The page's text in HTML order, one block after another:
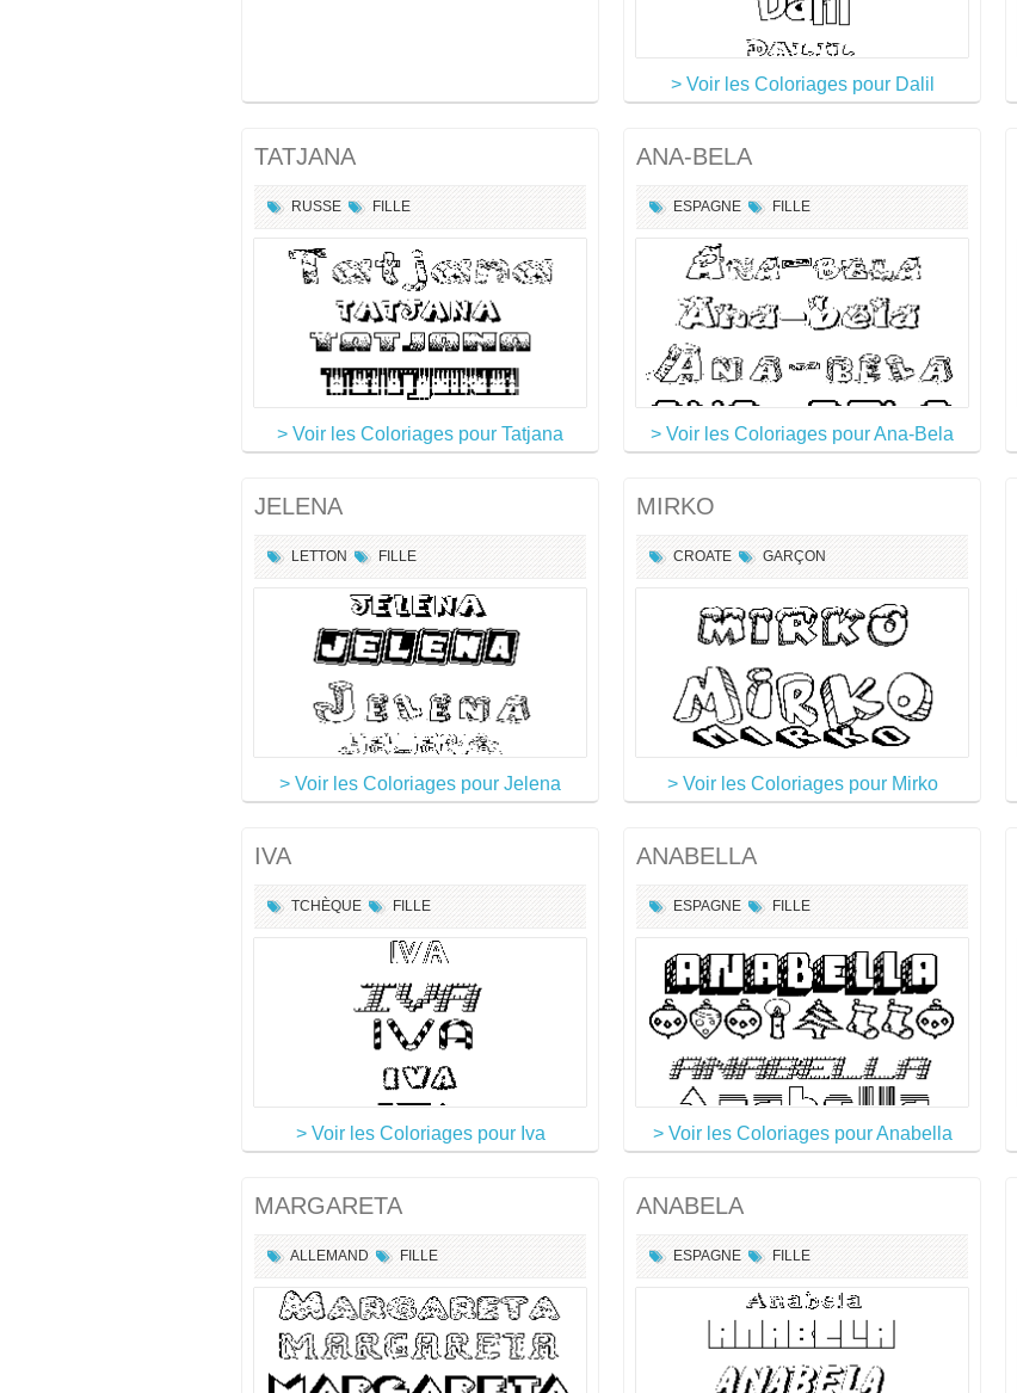
> Voir les Coloriages pour Dalil
TATJANA
RUSSE FILLE
> Voir les Coloriages pour Tatjana
ANA-BELA
ESPAGNE FILLE
> Voir les Coloriages pour Ana-Bela
JELENA
LETTON FILLE
> Voir les Coloriages pour Jelena
MIRKO
CROATE GARÇON
> Voir les Coloriages pour Mirko
IVA
TCHÈQUE FILLE
> Voir les Coloriages pour Iva
ANABELLA
ESPAGNE FILLE
> Voir les Coloriages pour Anabella
MARGARETA
ALLEMAND FILLE
ANABELA
ESPAGNE FILLE